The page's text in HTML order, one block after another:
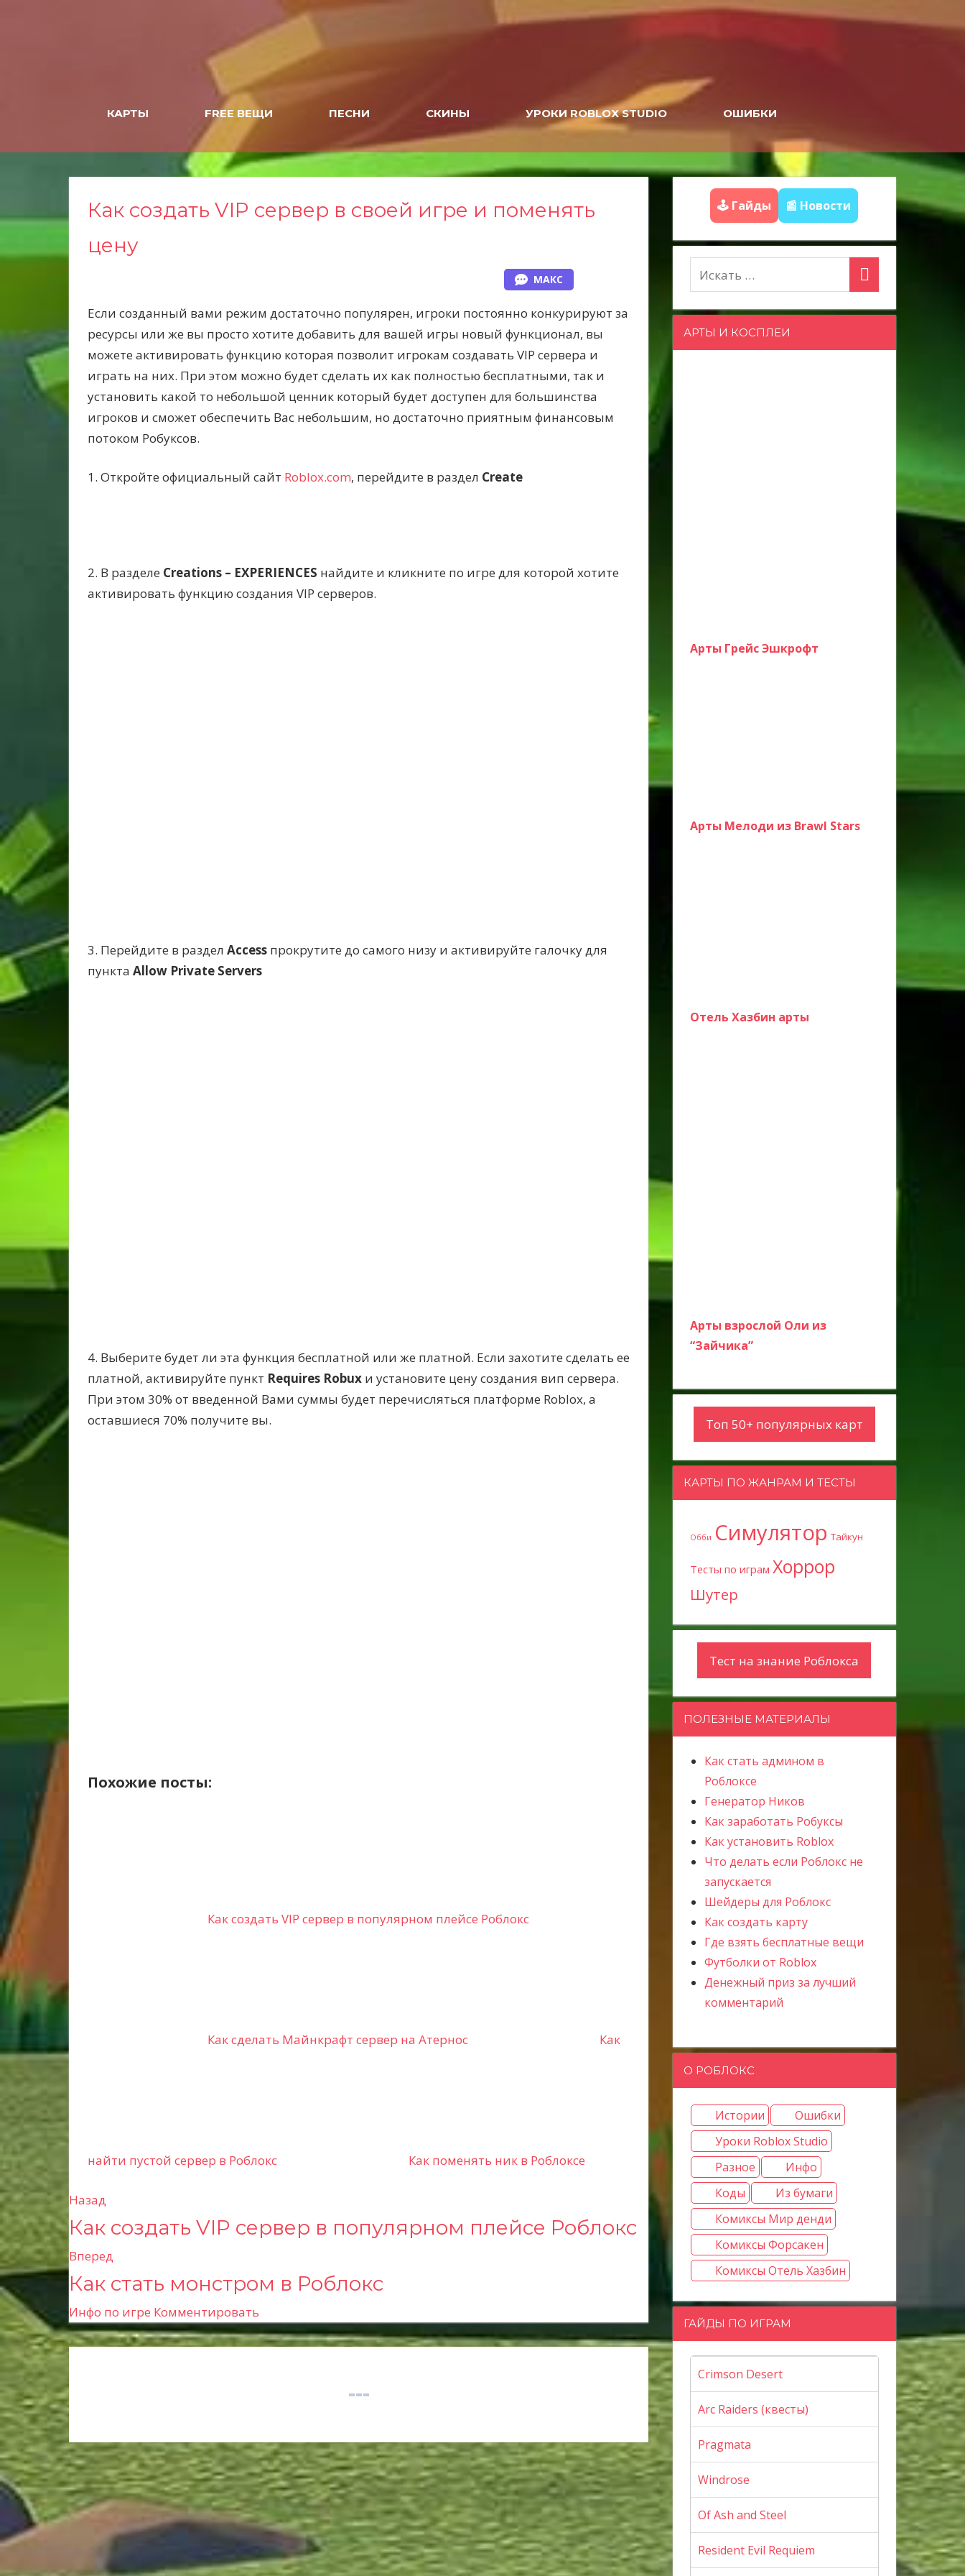
КАРТЫ FREE ВЕЩИ ПЕСНИ СКИНЫ УРОКИ ROBLOX STUDIO ОШИБКИ
Как создать VIP сервер в своей игре и поменять
цену
МАКС
Если созданный вами режим достаточно популярен, игроки постоянно конкурируют за
ресурсы или же вы просто хотите добавить для вашей игры новый функционал, вы
можете активировать функцию которая позволит игрокам создавать VIP сервера и
играть на них. При этом можно будет сделать их как полностью бесплатными, так и
установить какой то небольшой ценник который будет доступен для большинства
игроков и сможет обеспечить Вас небольшим, но достаточно приятным финансовым
потоком Робуксов.
1. Откройте официальный сайт Roblox.com, перейдите в раздел Create
2. В разделе Creations – EXPERIENCES найдите и кликните по игре для которой хотите
активировать функцию создания VIP серверов.
3. Перейдите в раздел Accessпрокрутите до самого низу и активируйте галочку для
пункта Allow Private Servers
4. Выберите будет ли эта функция бесплатной или же платной. Если захотите сделать ее
платной, активируйте пункт Requires Robuxи установите цену создания вип сервера.
При этом 30% от введенной Вами суммы будет перечисляться платформе Roblox, а
оставшиеся 70% получите вы.
Похожие посты:
Как создать VIP сервер в популярном плейсе Роблокс
Как сделать Майнкрафт сервер на Атернос Как
найти пустой сервер в Роблокс Как поменять ник в Роблоксе
Н
а
в
г
ц
и
я
п
о
Назад
Как создать VIP сервер в популярном плейсе Роблокс
Вперед
Как стать монстром в Роблокс
Инфо по игре Комментировать
🕹️ Гайды 📰 Новости
АРТЫ И КОСПЛЕИ
Арты Грейс Эшкрофт
Арты Мелоди из Brawl Stars
Отель Хазбин арты
Арты взрослой Оли из
“Зайчика”
Топ 50+ популярных карт
КАРТЫ ПО ЖАНРАМ И ТЕСТЫ
Обби Симулятор Тайкун
Тесты по играм Хоррор
Шутер
Тест на знание Роблокса
ПОЛЕЗНЫЕ МАТЕРИАЛЫ
Как стать админом в
Роблоксе
Генератор Ников
Как заработать Робуксы
Как установить Roblox
Что делать если Роблокс не
запускается
Шейдеры для Роблокс
Как создать карту
Где взять бесплатные вещи
Футболки от Roblox
Денежный приз за лучший
комментарий
О РОБЛОКС
Истории
Ошибки
Уроки Roblox Studio
Разное
Инфо
Коды
Из бумаги
Комиксы Мир денди
Комиксы Форсакен
Комиксы Отель Хазбин
ГАЙДЫ ПО ИГРАМ
Crimson Desert
Arc Raiders (квесты)
Pragmata
Windrose
Of Ash and Steel
Resident Evil Requiem